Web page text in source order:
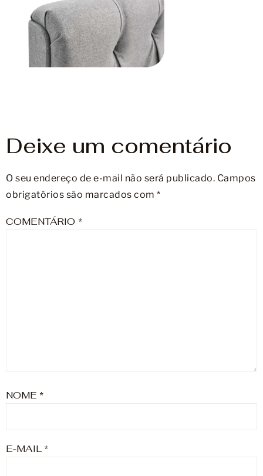
Móveis
Acessórios
Deixe um comentário
O seu endereço de e-mail não será publicado. Campos
obrigatórios são marcados com *
COMENTÁRIO *
NOME *
E-MAIL*